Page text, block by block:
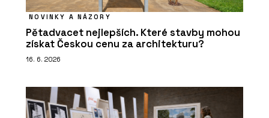
NOVINKY A NÁZORY
Pětadvacet nejlepších. Které stavby mohou
získat Českou cenu za architekturu?
16. 6. 2026